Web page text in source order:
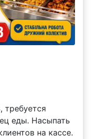
требуется
еды. Насыпать
на кассе.